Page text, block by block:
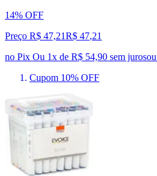
14% OFF
Preço R$ 47,21R$ 47,21
no Pix Ou 1x de R$ 54,90 sem jurosou
Cupom 10% OFF